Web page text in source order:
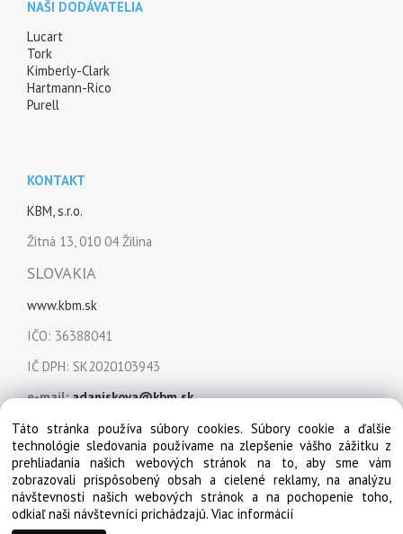
NAŠI DODÁVATELIA
Lucart
Tork
Kimberly-Clark
Hartmann-Rico
Purell
KONTAKT
KBM, s.r.o.
Žitná 13, 010 04 Žilina
SLOVAKIA
www.kbm.sk
IČO: 36388041
IČ DPH: SK2020103943
e-mail:adaniskova@kbm.sk
© Copyright 2022, KBM, s.r.o. Všetky práva vyhradené
Táto stránka používa súbory cookies. Súbory cookie a ďalšie
technológie sledovania používame na zlepšenie vášho zážitku z
prehliadania našich webových stránok na to, aby sme vám
zobrazovali prispôsobený obsah a cielené reklamy, na analýzu
návštevnosti našich webových stránok a na pochopenie toho,
odkiaľ naši návštevníci prichádzajú. Viac informácií